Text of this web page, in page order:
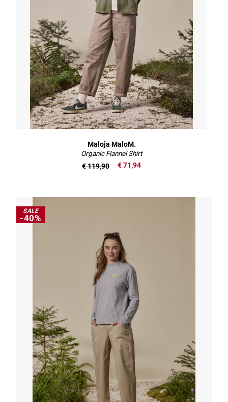
Maloja MaloM.
Organic Flannel Shirt
€ 71,94
€ 119,90
SALE
-40%